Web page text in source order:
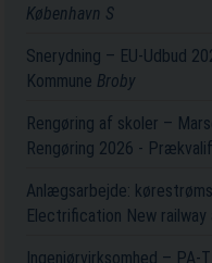
København S
Snerydning – EU-Udbud
Kommune Broby
Rengøring af skoler –
Rengøring 2026 -
Anlægsarbejde:
Electrification New railway
Ingeniørvirksomhed – PA-